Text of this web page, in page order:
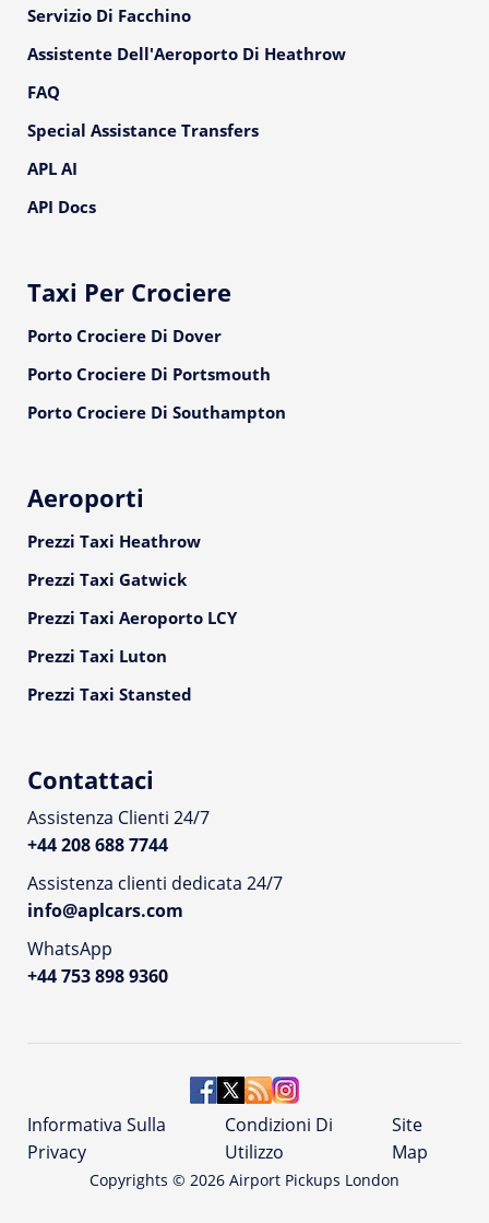
Servizio Di Facchino
Assistente Dell'Aeroporto Di Heathrow
FAQ
Special Assistance Transfers
APL AI
API Docs
Taxi Per Crociere
Porto Crociere Di Dover
Porto Crociere Di Portsmouth
Porto Crociere Di Southampton
Aeroporti
Prezzi Taxi Heathrow
Prezzi Taxi Gatwick
Prezzi Taxi Aeroporto LCY
Prezzi Taxi Luton
Prezzi Taxi Stansted
Contattaci
Assistenza Clienti 24/7
+44 208 688 7744
Assistenza clienti dedicata 24/7
info@aplcars.com
WhatsApp
+44 753 898 9360
Copyrights © 2026 Airport Pickups London
Informativa Sulla
Privacy
Condizioni Di
Utilizzo
Site
Map